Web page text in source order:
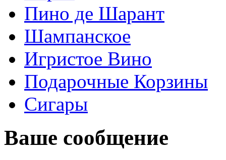
Пино де Шарант
Шампанское
Игристое Вино
Подарочные Корзины
Сигары
Ваше сообщение